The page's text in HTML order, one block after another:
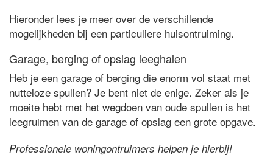
Hieronder lees je meer over de verschillende
mogelijkheden bij een particuliere huisontruiming.
Garage, berging of opslag leeghalen
Heb je een garage of berging die enorm vol staat met
nutteloze spullen? Je bent niet de enige. Zeker als je
moeite hebt met het wegdoen van oude spullen is het
leegruimen van de garage of opslag een grote opgave.
Professionele woningontruimers helpen je hierbij!